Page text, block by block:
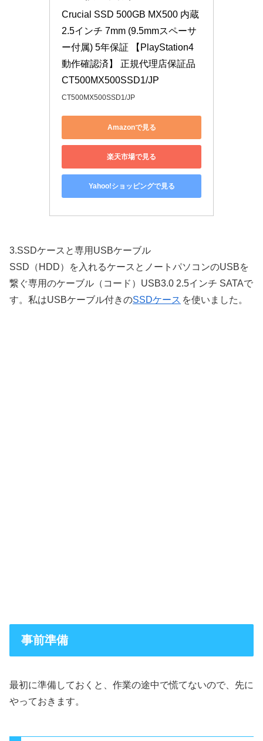
Crucial SSD 500GB MX500 内蔵
2.5インチ 7mm (9.5mmスペーサ
ー付属) 5年保証 【PlayStation4
動作確認済】 正規代理店保証品
CT500MX500SSD1/JP
CT500MX500SSD1/JP
Amazonで見る
楽天市場で見る
Yahoo!ショッピングで見る
3.SSDケースと専用USBケーブル
SSD（HDD）を入れるケースとノートパソコンのUSBを
繋ぐ専用のケーブル（コード） USB3.0 2.5インチ SATAで
す。 私はUSBケーブル付きのSSDケース を使いました。
事前準備
最初に準備しておくと、作業の途中で慌てないので、先に
やっておきます。